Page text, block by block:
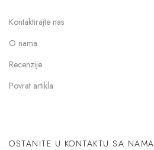
Kontaktirajte nas
O nama
Recenzije
Povrat artikla
OSTANITE U KONTAKTU SA NAMA